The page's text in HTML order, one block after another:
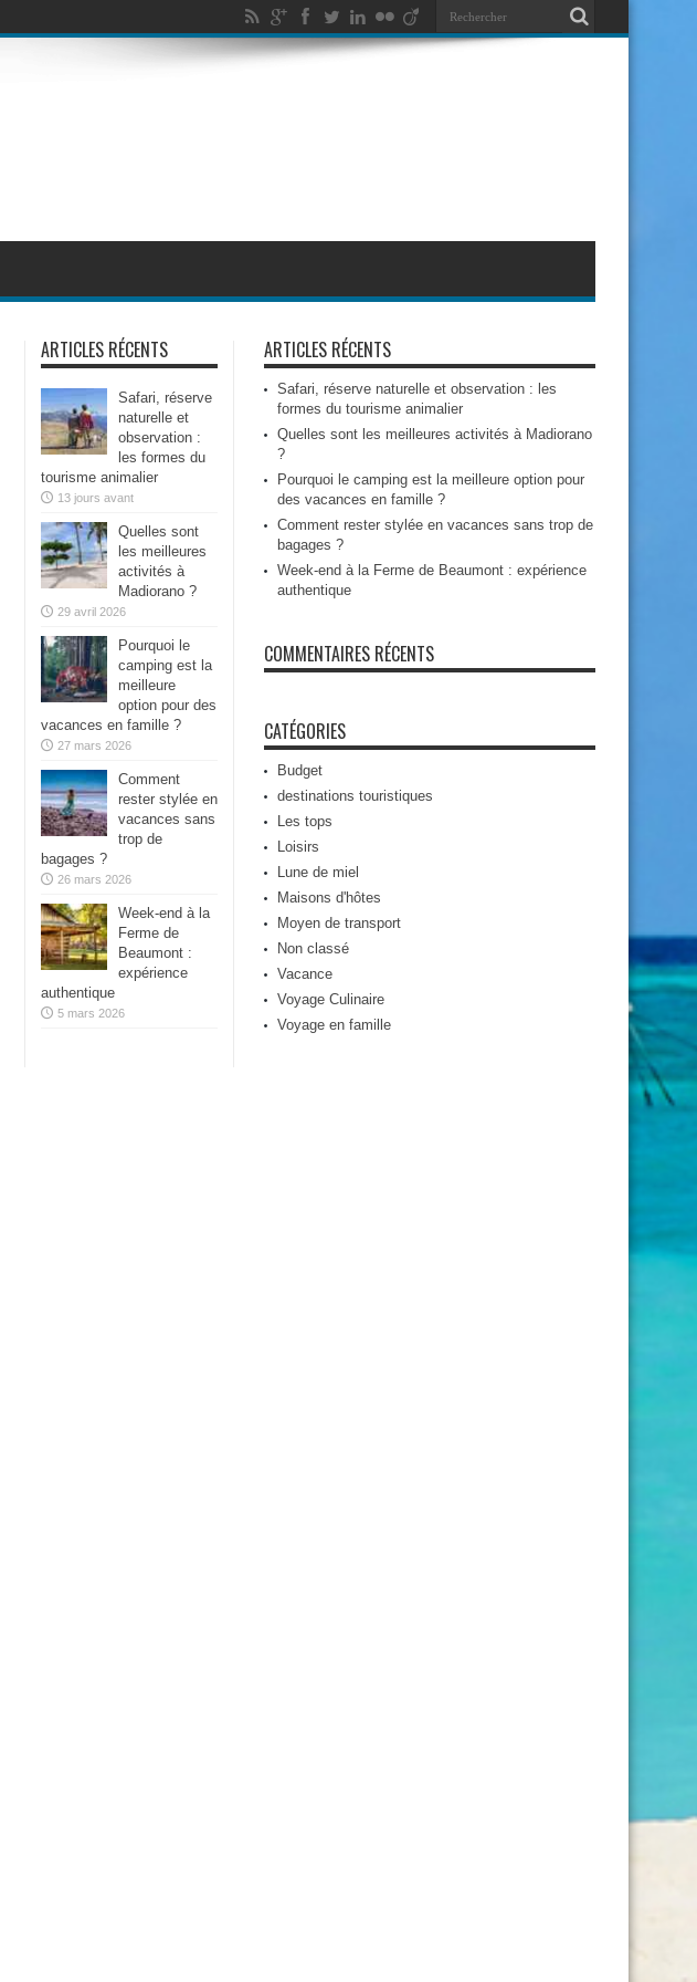
ARTICLES RÉCENTS
Safari, réserve
naturelle et
observation :
les formes du
tourisme animalier
13 jours avant
Quelles sont
les meilleures
activités à
Madiorano ?
29 avril 2026
Pourquoi le
camping est la
meilleure
option pour des
vacances en famille ?
27 mars 2026
Comment
rester stylée en
vacances sans
trop de
bagages ?
26 mars 2026
Week-end à la
Ferme de
Beaumont :
expérience
authentique
5 mars 2026
ARTICLES RÉCENTS
Safari, réserve naturelle et observation : les
formes du tourisme animalier
Quelles sont les meilleures activités à Madiorano
?
Pourquoi le camping est la meilleure option pour
des vacances en famille ?
Comment rester stylée en vacances sans trop de
bagages ?
Week-end à la Ferme de Beaumont : expérience
authentique
COMMENTAIRES RÉCENTS
CATÉGORIES
Budget
destinations touristiques
Les tops
Loisirs
Lune de miel
Maisons d'hôtes
Moyen de transport
Non classé
Vacance
Voyage Culinaire
Voyage en famille